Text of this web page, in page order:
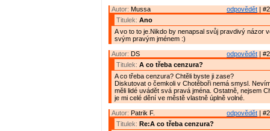
odpovědět |
Autor: Mussa
Titulek: Ano
A vo to to je.Nikdo by nenapsal svůj pravdivý názor
svým pravým jménem :)
odpovědět |
Autor: DS
Titulek: A co třeba cenzura?
A co třeba cenzura? Chtěli byste ji zase?
Diskutovat o čemkoli v Chotěboři nemá smysl.
měli lidé uvádět svá pravá jména. Ostatně, nejsem
je mi celé dění ve městě vlastně úplně volné.
odpovědět |
Autor: Patrik F.
Titulek: Re:A co třeba cenzura?